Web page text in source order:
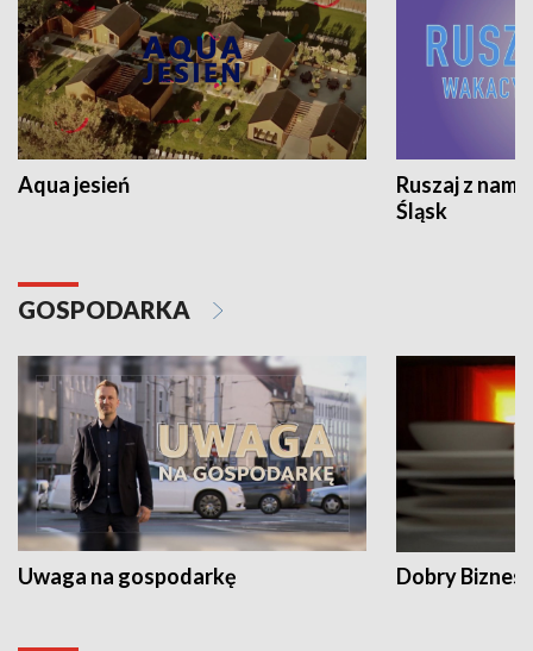
Aqua jesień
Ruszaj z
Śląsk
GOSPODARKA
Uwaga na gospodarkę Dobry Biznes